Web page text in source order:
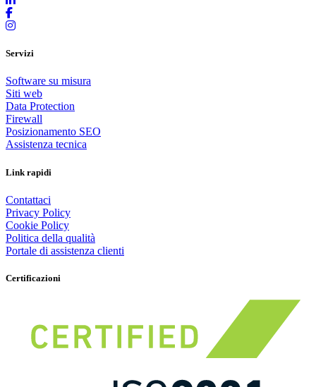
Servizi
Software su misura
Siti web
Data Protection
Firewall
Posizionamento SEO
Assistenza tecnica
Link rapidi
Contattaci
Privacy Policy
Cookie Policy
Politica della qualità
Portale di assistenza clienti
Certificazioni